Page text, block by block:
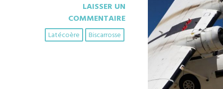
LAISSER UN
COMMENTAIRE
Biscarrosse
Latécoère